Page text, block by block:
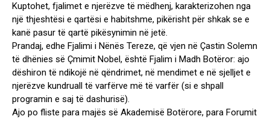
Kuptohet, fjalimet e njerëzve të mëdhenj, karakterizohen nga
një thjeshtësi e qartësi e habitshme, pikërisht për shkak se e
kanë pasur të qartë pikësynimin në jetë.
Prandaj, edhe Fjalimi i Nënës Tereze, që vjen në Çastin Solemn
të dhënies së Çmimit Nobel, është Fjalim i Madh Botëror: ajo
dëshiron të ndikojë në qëndrimet, në mendimet e në sjelljet e
njerëzve kundruall të varfërve më të varfër (si e shpall
programin e saj të dashurisë).
Ajo po fliste para majës së Akademisë Botërore, para Forumit